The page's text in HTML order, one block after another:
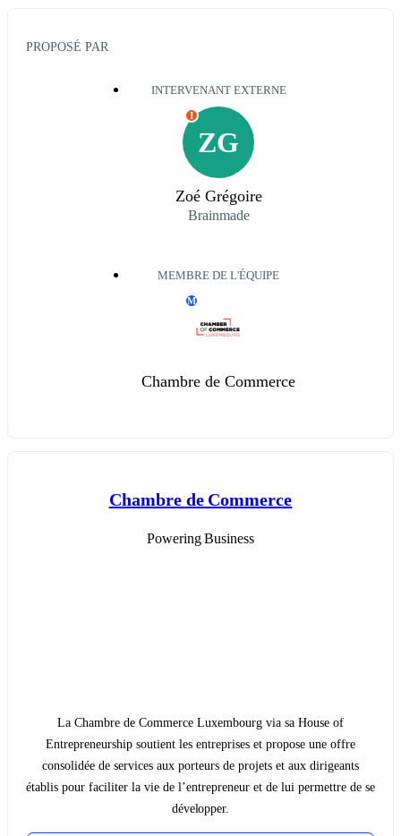
PROPOSÉ PAR
INTERVENANT EXTERNE
ZG
I
Zoé Grégoire
Brainmade
MEMBRE DE L'ÉQUIPE
M
Chambre de Commerce
Chambre de Commerce
Powering Business
La Chambre de Commerce Luxembourg via sa House of
Entrepreneurship soutient les entreprises et propose une offre
consolidée de services aux porteurs de projets et aux dirigeants
établis pour faciliter la vie de l’entrepreneur et de lui permettre de se
développer.